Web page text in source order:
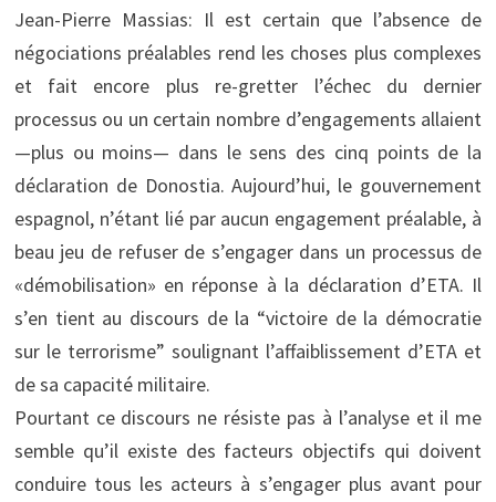
Jean-Pierre Massias: Il est certain que l’absence de
négociations préalables rend les choses plus complexes
et fait encore plus re-gretter l’échec du dernier
processus ou un certain nombre d’engagements allaient
—plus ou moins— dans le sens des cinq points de la
déclaration de Donostia. Aujourd’hui, le gouvernement
espagnol, n’étant lié par aucun engagement préalable, à
beau jeu de refuser de s’engager dans un processus de
«démobilisation» en réponse à la déclaration d’ETA. Il
s’en tient au discours de la “victoire de la démocratie
sur le terrorisme” soulignant l’affaiblissement d’ETA et
de sa capacité militaire.
Pourtant ce discours ne résiste pas à l’analyse et il me
semble qu’il existe des facteurs objectifs qui doivent
conduire tous les acteurs à s’engager plus avant pour